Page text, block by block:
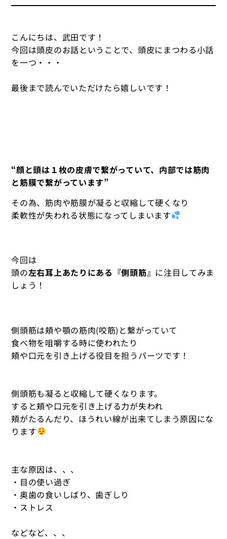
こんにちは、武田です！
今回は頭皮のお話ということで、頭皮にまつわる小話
を一つ・・・
最後まで読んでいただけたら嬉しいです！
“顔と頭は１枚の皮膚で繋がっていて、内部では筋肉
と筋膜で繋がっています”
その為、筋肉や筋膜が凝ると収縮して硬くなり
柔軟性が失われる状態になってしまいます
今回は
頭の左右耳上あたりにある『側頭筋』 に注目してみま
しょう！
側頭筋は頬や顎の筋肉(咬筋)と繋がっていて
食べ物を咀嚼する時に使われたり
頬や口元を引き上げる役目を担うパーツです！
側頭筋も凝ると収縮して硬くなります。
すると頬や口元を引き上げる力が失われ
頬がたるんだり、ほうれい線が出来てしまう原因にな
ります
主な原因は、、、
・目の使い過ぎ
・奥歯の食いしばり、歯ぎしり
・ストレス
などなど、、、